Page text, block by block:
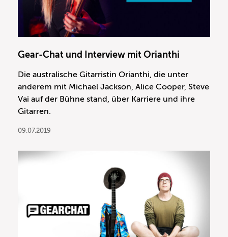
Gear-Chat und Interview mit Orianthi
Die australische Gitarristin Orianthi, die unter
anderem mit Michael Jackson, Alice Cooper, Steve
Vai auf der Bühne stand, über Karriere und ihre
Gitarren.
09.07.2019